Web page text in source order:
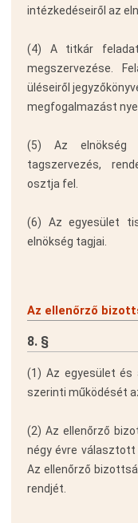
intézkedéseiről az
(4) A titkár
megszervezése.
üléseiről
megfogalmazást
(5) Az elnökség
tagszervezés,
osztja fel.
(6) Az egyesület
elnökség tagjai.
Az ellenőrző
8. §
(1) Az egyesület és
szerinti működését
(2) Az ellenőrző
négy évre választott
Az ellenőrző
rendjét.